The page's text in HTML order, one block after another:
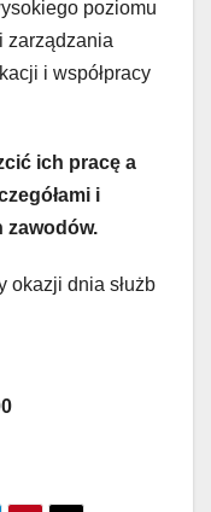
poziomu
zarządzania
i współpracy
ich pracę a
i
zawodów.
okazji dnia służb